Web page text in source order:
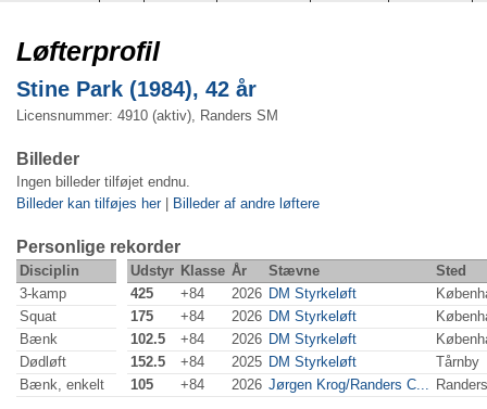
Løfterprofil
Stine Park (1984), 42 år
Licensnummer: 4910 (aktiv), Randers SM
Billeder
Ingen billeder tilføjet endnu.
Billeder kan tilføjes her| Billeder af andre løftere
Personlige rekorder
Disciplin Udstyr Klasse År Stævne
Sted
3-kamp
425 +84 2026 DM Styrkeløft
Squat
175 +84 2026 DM Styrkeløft
Bænk
102.5 +84 2026 DM Styrkeløft
Dødløft
152.5 +84 2025 DM Styrkeløft
Tårnby
Bænk, enkelt
105 +84 2026 Jørgen Krog/Randers C...